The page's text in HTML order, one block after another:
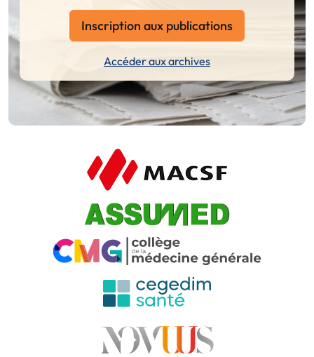
Inscription aux publications
Accéder aux archives